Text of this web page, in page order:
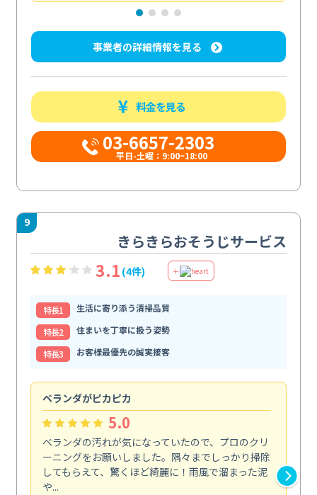
事業者の詳細情報を見る
料金を見る
03-6657-2303
平日-土曜：9:00~18:00
9
きらきらおそうじサービス
3.1 (4件) ＋
特⻑1
生活に寄り添う清掃品質
特⻑2
住まいを丁寧に扱う姿勢
特⻑3
お客様最優先の誠実接客
ベランダがピカピカ
5.0
ベランダの汚れが気になっていたので、プロのクリ
ーニングをお願いしました。隅々までしっかり掃除
してもらえて、驚くほど綺麗に！雨風で溜まった泥
や...